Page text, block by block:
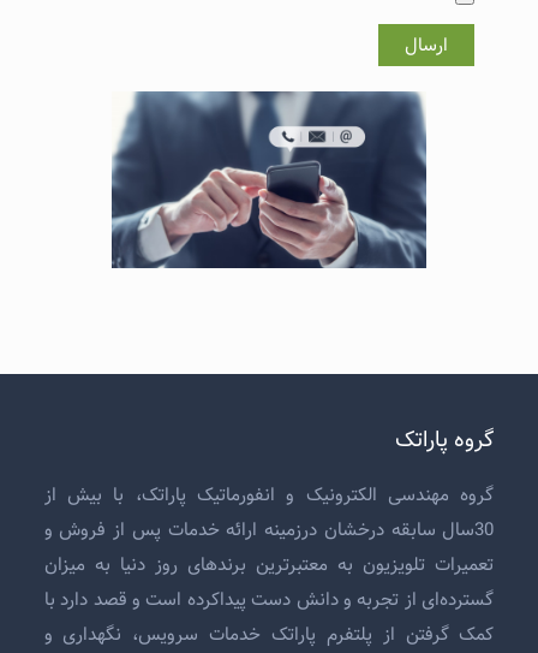
گروه پاراتک
گروه مهندسی الکترونیک و انفورماتیک پاراتک، با بیش از
30سال سابقه درخشان درزمینه ارائه خدمات پس از فروش و
تعمیرات تلویزیون به معتبرترین برندهای روز دنیا به میزان
گسترده‌ای از تجربه و دانش دست پیداکرده است و قصد دارد با
کمک گرفتن از پلتفرم پاراتک خدمات سرویس، نگهداری و